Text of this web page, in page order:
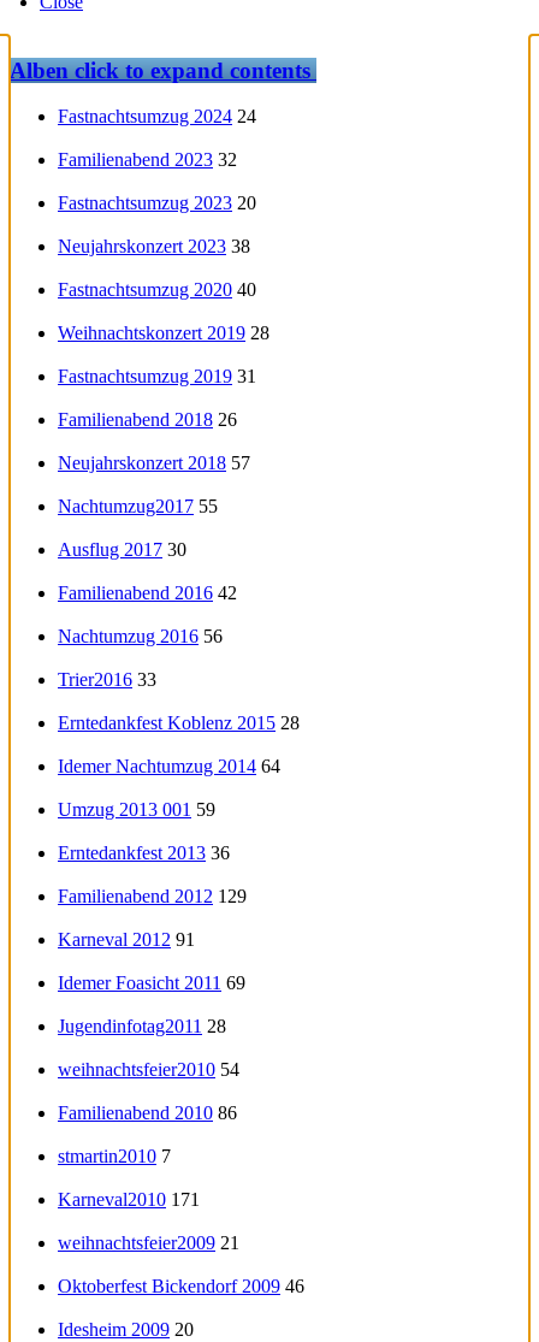
Albenclick to expand contents
Fastnachtsumzug 2024 24
Familienabend 2023 32
Fastnachtsumzug 2023 20
Neujahrskonzert 2023 38
Fastnachtsumzug 2020 40
Weihnachtskonzert 2019 28
Fastnachtsumzug 2019 31
Familienabend 2018 26
Neujahrskonzert 2018 57
Nachtumzug2017 55
Ausflug 2017 30
Familienabend 2016 42
Nachtumzug 2016 56
Trier2016 33
Erntedankfest Koblenz 2015 28
Idemer Nachtumzug 2014 64
Umzug 2013 001 59
Erntedankfest 2013 36
Familienabend 2012 129
Karneval 2012 91
Idemer Foasicht 2011 69
Jugendinfotag2011 28
weihnachtsfeier2010 54
Familienabend 2010 86
stmartin2010 7
Karneval2010 171
weihnachtsfeier2009 21
Oktoberfest Bickendorf 2009 46
Idesheim 2009 20